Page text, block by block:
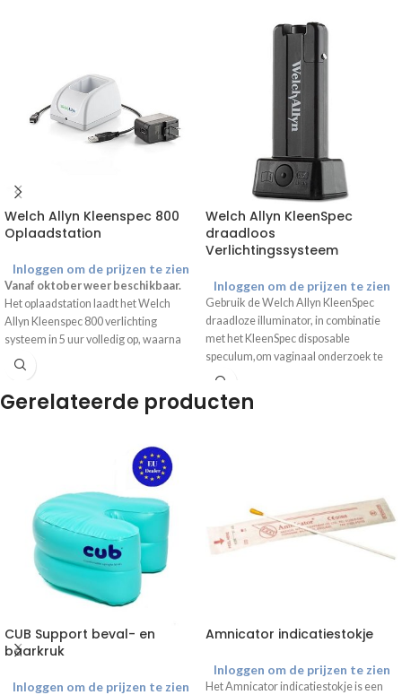
Welch Allyn Kleenspec 800
Oplaadstation
Inloggen om de prijzen te zien
Vanaf oktober weer beschikbaar.
Het oplaadstation laadt het Welch
Allyn Kleenspec 800 verlichting
systeem in 5 uur volledig op, waarna
deze 80 minuten te gebruiken is. De
bijbehorende draadloze
specula
zijn apart verkrijgbaar.
Welch Allyn KleenSpec
draadloos
Verlichtingssysteem
Inloggen om de prijzen te zien
Gebruik de Welch Allyn KleenSpec
draadloze illuminator, in combinatie
met het KleenSpec disposable
speculum,om vaginaal onderzoek te
vergemakkelijken. Bijbehorend
oplaadstation
verkrijgbaar.
Gerelateerde producten
CUB Support beval- en
baarkruk
Inloggen om de prijzen te zien
Amnicator indicatiestokje
Inloggen om de prijzen te zien
Het Amnicator indicatiestokje is een